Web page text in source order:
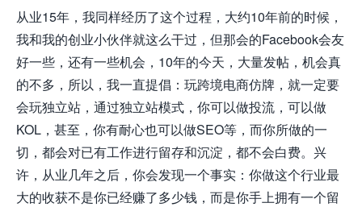
从业15年，我同样经历了这个过程，大约10年前的时候，
我和我的创业小伙伴就这么干过，但那会的Facebook会友
好一些，还有一些机会，10年的今天，大量发帖，机会真
的不多，所以，我一直提倡：玩跨境电商仿牌，就一定要
会玩独立站，通过独立站模式，你可以做投流，可以做
KOL，甚至，你有耐心也可以做SEO等，而你所做的一
切，都会对已有工作进行留存和沉淀，都不会白费。兴
许，从业几年之后，你会发现一个事实：你做这个行业最
大的收获不是你已经赚了多少钱，而是你手上拥有一个留